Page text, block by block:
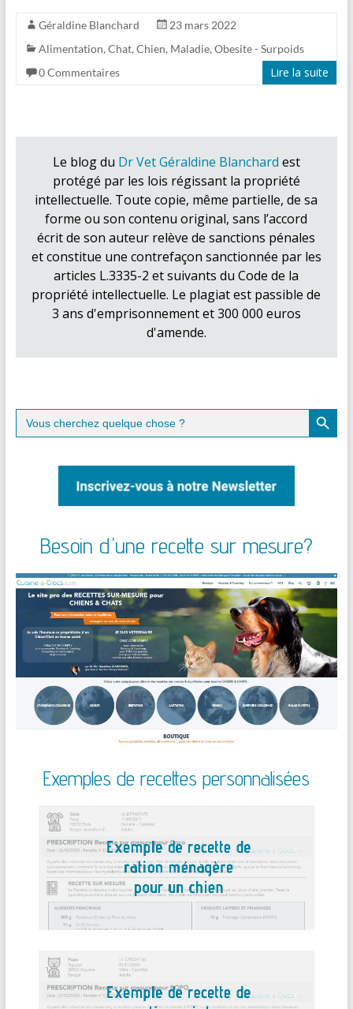
Géraldine Blanchard
23 mars 2022
Alimentation, Chat, Chien, Maladie, Obesite - Surpoids
0 Commentaires
Lire la suite
Le blog du Dr Vet Géraldine Blanchard est
protégé par les lois régissant la propriété
intellectuelle. Toute copie, même partielle, de sa
forme ou son contenu original, sans l’accord
écrit de son auteur relève de sanctions pénales
et constitue une contrefaçon sanctionnée par les
articles L.3335-2 et suivants du Code de la
propriété intellectuelle. Le plagiat est passible de
3 ans d'emprisonnement et 300 000 euros
d'amende.
Search
for:
Search Button
Besoin d'une recette sur mesure?
Exemples de recettes personnalisées